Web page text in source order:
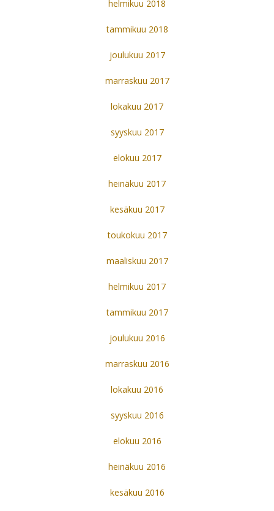
helmikuu 2018
tammikuu 2018
joulukuu 2017
marraskuu 2017
lokakuu 2017
syyskuu 2017
elokuu 2017
heinäkuu 2017
kesäkuu 2017
toukokuu 2017
maaliskuu 2017
helmikuu 2017
tammikuu 2017
joulukuu 2016
marraskuu 2016
lokakuu 2016
syyskuu 2016
elokuu 2016
heinäkuu 2016
kesäkuu 2016